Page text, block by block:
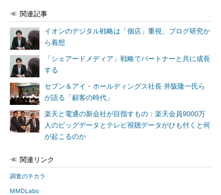
関連記事
イオンのデジタル戦略は「個店」重視、ブログ研究か
ら着想
「シェアードメディア」戦略でパートナーと共に成長
する
セブン＆アイ・ホールディングス社長 井阪隆一氏ら
が語る「顧客の時代」
楽天と電通の新会社が目指すもの：楽天会員9000万
人のビッグデータとテレビ視聴データがひも付くと何
が起こるのか
関連リンク
調査のチカラ
MMDLabo